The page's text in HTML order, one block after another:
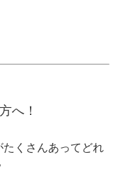
へ！
たくさんあってどれ